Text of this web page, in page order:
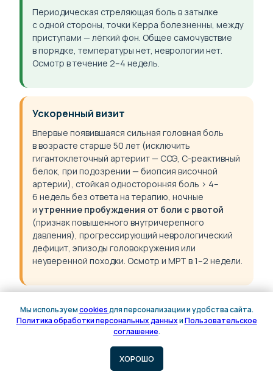
Периодическая стреляющая боль в затылке
с одной стороны, точки Керра болезненны, между
приступами — лёгкий фон. Общее самочувствие
в порядке, температуры нет, неврологии нет.
Осмотр в течение 2–4 недель.
Ускоренный визит
Впервые появившаяся сильная головная боль
в возрасте старше 50 лет (исключить
гигантоклеточный артериит — СОЭ, С-реактивный
белок, при подозрении — биопсия височной
артерии), стойкая односторонняя боль > 4–
6 недель без ответа на терапию, ночные
и утренние пробуждения от боли с рвотой
(признак повышенного внутричерепного
давления), прогрессирующий неврологический
дефицит, эпизоды головокружения или
неуверенной походки. Осмотр и МРТ в 1–2 недели.
Срочно / 103
Резкая «громоподобная» головная боль «как
кровоизлиянии; высокая температура
и ригидность мышц шеи (менингит); слабость
Мы используемcookiesдля персонализации и удобства сайта.
Политика обработки персональных данныхиПользовательское
соглашение.
ХОРОШО
Онлайн
Онлайн